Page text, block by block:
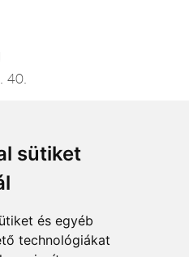
sütiket
és egyéb
technológiákat
40.